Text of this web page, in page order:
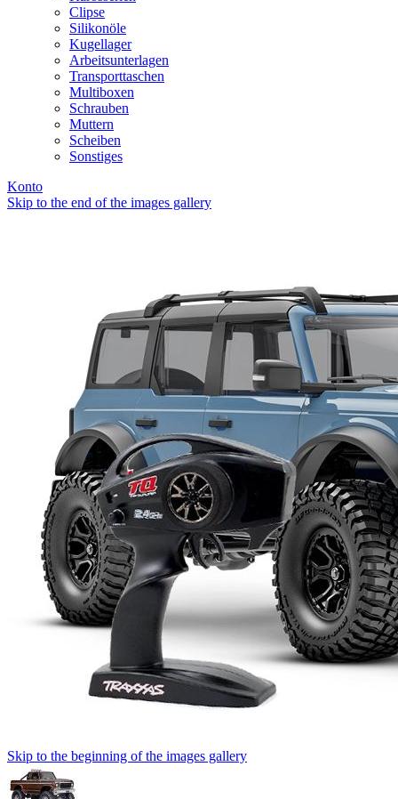
Clipse
Silikonöle
Kugellager
Arbeitsunterlagen
Transporttaschen
Multiboxen
Schrauben
Muttern
Scheiben
Sonstiges
Konto
Skip to the end of the images gallery
Skip to the beginning of the images gallery